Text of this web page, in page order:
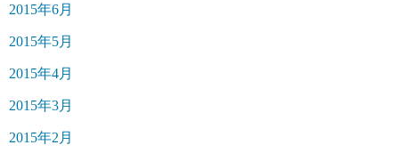
2015年6月
2015年5月
2015年4月
2015年3月
2015年2月